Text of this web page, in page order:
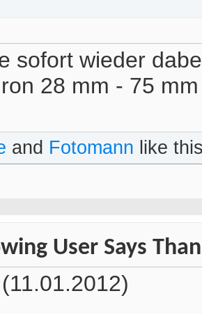
sofort wieder
28 mm - 75
and Fotomann like
User Says
(11.01.2012)